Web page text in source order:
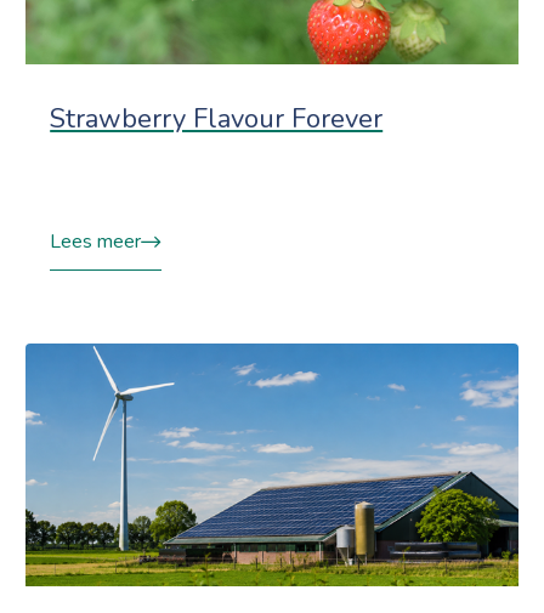
Strawberry Flavour Forever
Lees meer